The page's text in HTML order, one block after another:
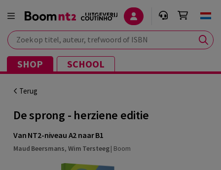
Zoek op titel, auteur, trefwoord of ISBN
SHOP SCHOOL
Terug
De sprong - herziene editie
Van NT2-niveau A2 naar B1
Maud Beersmans, Wim Tersteeg| Boom